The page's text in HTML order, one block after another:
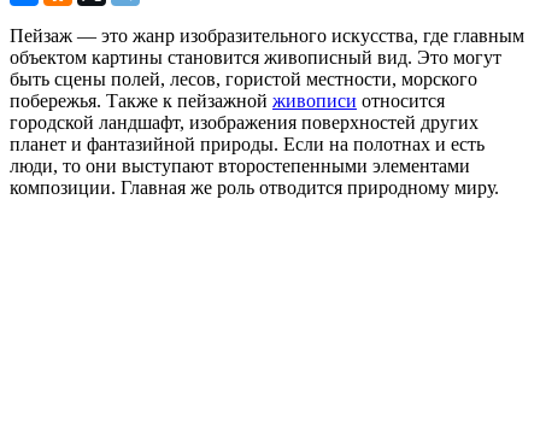
Пейзаж — это жанр изобразительного искусства, где главным
объектом картины становится живописный вид. Это могут
быть сцены полей, лесов, гористой местности, морского
побережья. Также к пейзажной живописи относится
городской ландшафт, изображения поверхностей других
планет и фантазийной природы. Если на полотнах и есть
люди, то они выступают второстепенными элементами
композиции. Главная же роль отводится природному миру.